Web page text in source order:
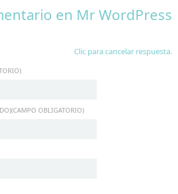
en Mr WordPress
Clic para cancelar respuesta.
OBLIGATORIO)